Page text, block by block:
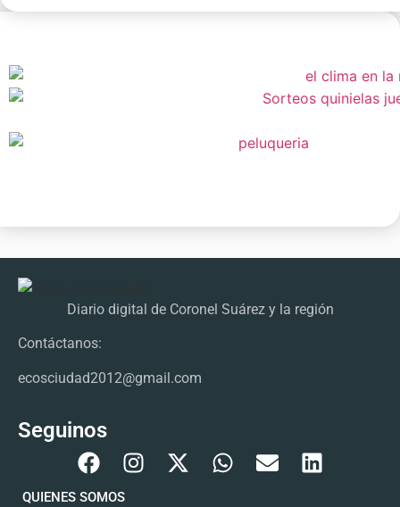
Diario digital de Coronel Suárez y la región
Contáctanos:
ecosciudad2012@gmail.com
Seguinos
QUIENES SOMOS